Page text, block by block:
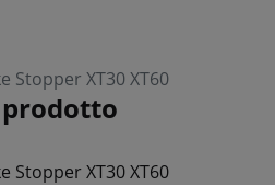
Stopper XT30 XT60
prodotto
Stopper XT30 XT60